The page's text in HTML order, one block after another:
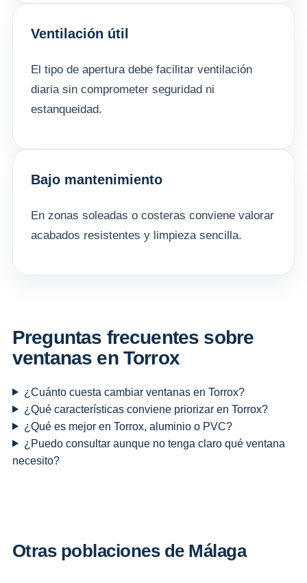
Ventilación útil
El tipo de apertura debe facilitar ventilación
diaria sin comprometer seguridad ni
estanqueidad.
Bajo mantenimiento
En zonas soleadas o costeras conviene valorar
acabados resistentes y limpieza sencilla.
Preguntas frecuentes sobre
ventanas en Torrox
¿Cuánto cuesta cambiar ventanas en Torrox?
¿Qué características conviene priorizar en Torrox?
¿Qué es mejor en Torrox, aluminio o PVC?
¿Puedo consultar aunque no tenga claro qué ventana
necesito?
Otras poblaciones de Málaga